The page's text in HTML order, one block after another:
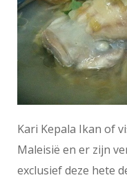
Kari Kepala Ikan of
Maleisië en er zijn
exclusief deze hete